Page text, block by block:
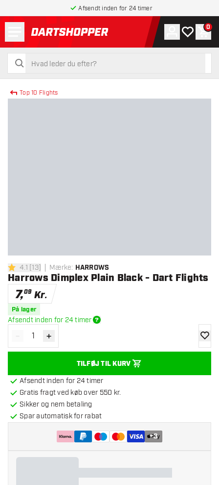
Afsendt inden for 24 timer
tilbage til forsiden
søg
søg
Konto
Min 0
Top 10 Flights
4.1 bedømmelsesstjerner
4.1 [13] Mærke: HARROWS
Harrows Dimplex Plain Black - Dart Flights
7,09 Kr.
På lager
Afsendt inden for 24 timer
Reducér antal
- Øg antal
+
TILFØJ TIL KURV
Afsendt inden for 24 timer
Gratis fragt ved køb over 550 kr.
Sikker og nem betaling
Spar automatisk for rabat
+3